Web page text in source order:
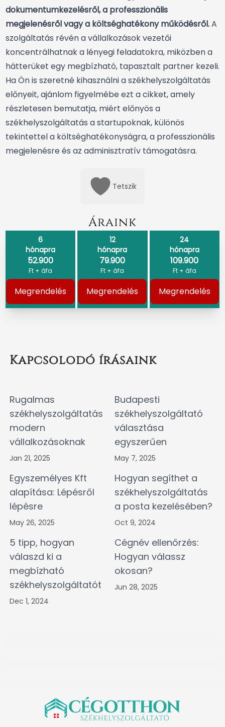
dokumentumkezelésről, a professzionális
megjelenésről vagy a költséghatékony működésről.A
szolgáltatás révén a vállalkozások vezetői
koncentrálhatnak a lényegi feladatokra, miközben a
hátterüket egy megbízható, tapasztalt partner kezeli.
Ha Ön is szeretné kihasználni a székhelyszolgáltatás
előnyeit, ajánlom figyelmébeezt a cikket, amely
részletesen bemutatja, miért előnyös a
székhelyszolgáltatás a startupoknak, különös
tekintettel a költséghatékonyságra, a professzionális
megjelenésre és az adminisztratív támogatásra.
Tetszik
Áraink
6
hónapra
52.900
Ft + áfa
Megrendelés
12
hónapra
79.900
Ft + áfa
Megrendelés
24
hónapra
109.900
Ft + áfa
Megrendelés
Kapcsolodó írásaink
Rugalmas
székhelyszolgáltatás
modern
vállalkozásoknak
Jan 21, 2025
Budapesti
székhelyszolgáltató
választása
egyszerűen
May 7, 2025
Egyszemélyes Kft
alapítása: Lépésről
lépésre
May 26, 2025
Hogyan segíthet a
székhelyszolgáltatás
a posta kezelésében?
Oct 9, 2024
5 tipp, hogyan
válaszd ki a
megbízható
székhelyszolgáltatót
Dec 1, 2024
Cégnév ellenőrzés:
Hogyan válassz
okosan?
Jun 28, 2025